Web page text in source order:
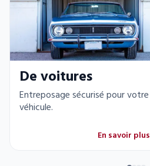
De voitures
Entreposage sécurisé pour votre
véhicule.
En savoir plus